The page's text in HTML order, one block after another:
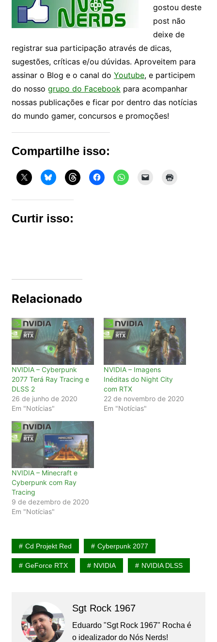
gostou deste
post não
deixe de
registrar sua participação através de dicas,
sugestões, críticas e/ou dúvidas. Aproveitem para
assinar o Blog e o canal do Youtube, e participem
do nosso grupo do Facebook para acompanhar
nossas publicações e ficar por dentro das notícias
do mundo gamer, concursos e promoções!
Compartilhe isso:
Curtir isso:
Relacionado
NVIDIA – Cyberpunk
2077 Terá Ray Tracing e
DLSS 2
26 de junho de 2020
Em "Notícias"
NVIDIA – Imagens
Inéditas do Night City
com RTX
22 de novembro de 2020
Em "Notícias"
NVIDIA – Minecraft e
Cyberpunk com Ray
Tracing
9 de dezembro de 2020
Em "Notícias"
Cd Projekt Red Cyberpunk 2077
GeForce RTX NVIDIA NVIDIA DLSS
Sgt Rock 1967
Eduardo "Sgt Rock 1967" Rocha é
o idealizador do Nós Nerds!